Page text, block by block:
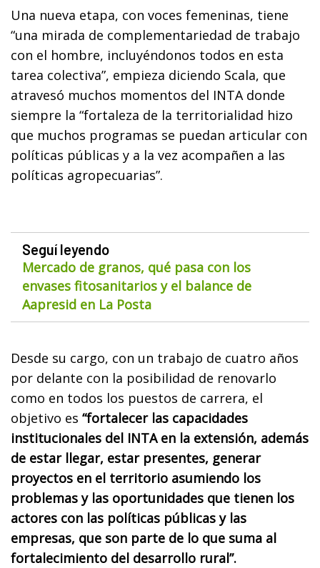
Una nueva etapa, con voces femeninas, tiene
“una mirada de complementariedad de trabajo
con el hombre, incluyéndonos todos en esta
tarea colectiva”, empieza diciendo Scala, que
atravesó muchos momentos del INTA donde
siempre la “fortaleza de la territorialidad hizo
que muchos programas se puedan articular con
políticas públicas y a la vez acompañen a las
políticas agropecuarias”.
Seguí leyendo
Mercado de granos, qué pasa con los
envases fitosanitarios y el balance de
Aapresid en La Posta
Desde su cargo, con un trabajo de cuatro años
por delante con la posibilidad de renovarlo
como en todos los puestos de carrera, el
objetivo es “fortalecer las capacidades
institucionales del INTA en la extensión, además
de estar llegar, estar presentes, generar
proyectos en el territorio asumiendo los
problemas y las oportunidades que tienen los
actores con las políticas públicas y las
empresas, que son parte de lo que suma al
fortalecimiento del desarrollo rural”.